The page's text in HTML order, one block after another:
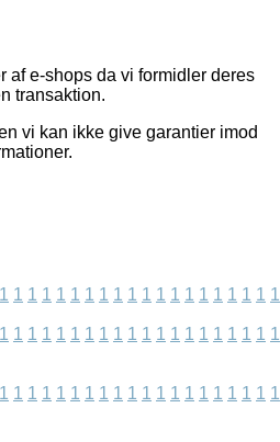
af e-shops da vi formidler deres
transaktion.
vi kan ikke give garantier imod
1 1 1 1 1 1 1 1 1 1 1 1 1 1 1 1 1 1 1 1
1 1 1 1 1 1 1 1 1 1 1 1 1 1 1 1 1 1 1 1
1 1 1 1 1 1 1 1 1 1 1 1 1 1 1 1 1 1 1 1